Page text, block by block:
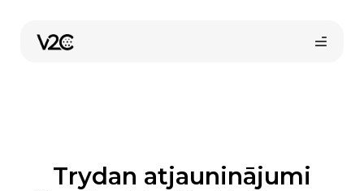
content
Trydan atjauninājumi